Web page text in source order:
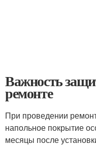
Важность
ремонте
При проведении
напольное покрытие
месяцы после